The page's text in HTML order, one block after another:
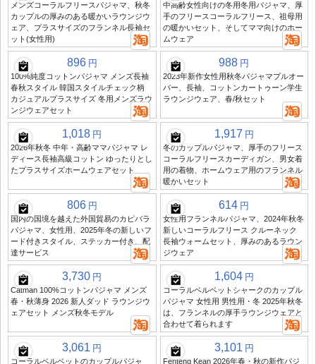
メンズコーラルフリースパジャマ、秋冬
カップルの厚みのある暖かいラウンジウ
ェア、プラスサイズのフランネル長袖セ
ット(女性用)
中高齢女性向けの冬用冬用パジャマ、厚
手のフリースコーラルフリース、祖母用
の暖かいセット、そしてママ向けのホー
ムウェア
896 円
100%純度コットンパジャマ メンズ長袖
春秋スタイル 韓国スタイルチェック柄
カジュアルプラスサイズ 冬用メンズラウ
ンジウェアセット
988 円
2023年新作女性用秋冬パジャマプルオー
バー、長袖、コットンカートゥーン学生
ラウンジウェア、春/秋セット
1,018 円
2026年秋冬 中年・高齢ママパジャマ レ
ディース長袖高級コットン ゆったりとし
たプラスサイズホームウェアセット
1,917 円
冬のカップルパジャマ、厚手のフリース
コーラルフリースカーディガン、男女着
用の着物、ホームウェア用のフランネル
暖かいセット
806 円
国内の国境を越えた外国貿易のカピバラ
パジャマ、女性用、2025年冬の新しいフ
ード付きスタイル、ステッカー付き、配
達サービス
614 円
女性用フランネルパジャマ、2024年秋冬
新しいコーラルフリース クルーネック
長袖ウォームセット、厚みのあるラウン
ジウェア
3,730 円
Catman 100%コットンパジャマ メンズ
春・秋薄身 2026 新人ダッド ラウンジウ
ェアセット メンズ秋冬モデル
1,604 円
コーラルベルベットシャークのカップル
パジャマ 女性用 男性用・冬 2025年秋冬
は、フランネルの厚手ラウンジウェアと
合わせて着られます
3,061 円
コーラルベルベットのカップルパジャ
3,101 円
Fenteng Kean 2026年春・秋の新作パジ